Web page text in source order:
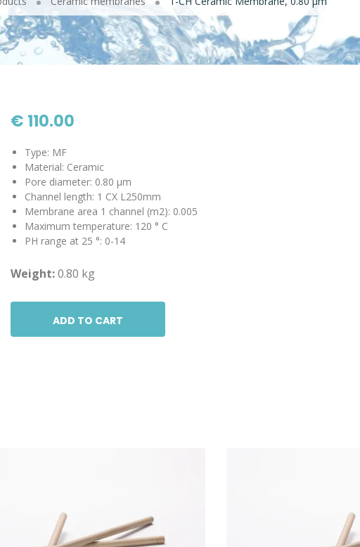
€ 110.00
Type: MF
Material: Ceramic
Pore diameter: 0.80 µm
Channel length: 1 CX L250mm
Membrane area 1 channel (m2): 0.005
Maximum temperature: 120 ° C
PH range at 25 °: 0-14
Weight:0.80 kg
ADD TO CART